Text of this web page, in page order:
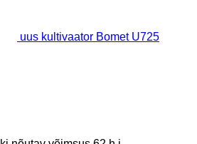
uus kultivaator Bomet U725